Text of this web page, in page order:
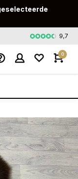
Snelle9,7
0